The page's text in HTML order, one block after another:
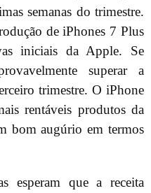
semanas do trimestre.
de iPhones 7 Plus
iniciais da Apple. Se
superar a
trimestre. O iPhone
rentáveis produtos da
bom augúrio em termos
esperam que a receita